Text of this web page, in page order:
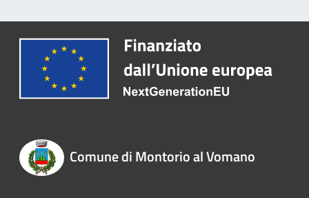
Comune di Montorio al Vomano